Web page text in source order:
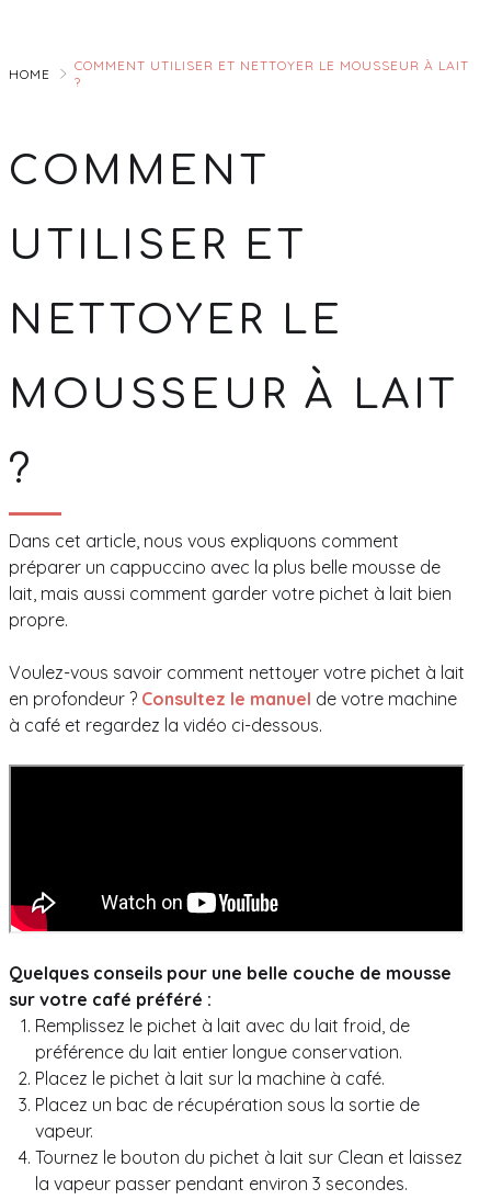
Main
HOME
COMMENT UTILISER ET NETTOYER LE MOUSSEUR À LAIT
?
COMMENT
UTILISER ET
NETTOYER LE
MOUSSEUR À LAIT
?
Dans cet article, nous vous expliquons comment
préparer un cappuccino avec la plus belle mousse de
lait, mais aussi comment garder votre pichet à lait bien
propre.
Voulez-vous savoir comment nettoyer votre pichet à lait
en profondeur ? Consultez le manuel de votre machine
à café et regardez la vidéo ci-dessous.
Quelques conseils pour une belle couche de mousse
sur votre café préféré :
Remplissez le pichet à lait avec du lait froid, de
préférence du lait entier longue conservation.
Placez le pichet à lait sur la machine à café.
Placez un bac de récupération sous la sortie de
vapeur.
Tournez le bouton du pichet à lait sur Clean et laissez
la vapeur passer pendant environ 3 secondes.